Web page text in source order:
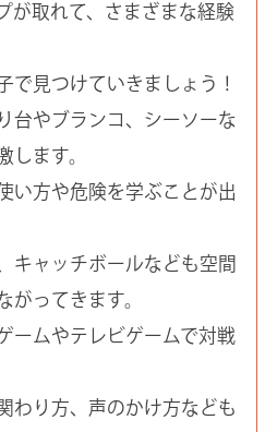
が取れて、さまざまな経験
で見つけていきましょう！
台やブランコ、シーソーな
します。
い方や危険を学ぶことが出
キャッチボールなども空間
がってきます。
ームやテレビゲームで対戦
わり方、声のかけ方なども